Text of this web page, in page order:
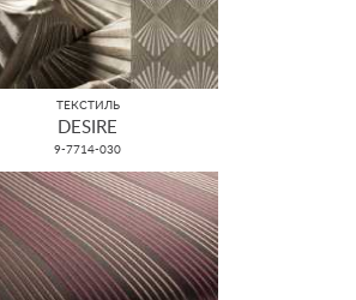
ТЕКСТИЛЬ
DESIRE
9-7714-030